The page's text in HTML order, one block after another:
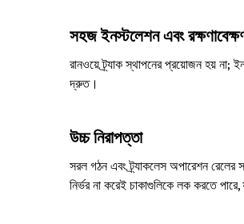
সহজ ইনস্টলেশন এবং
রানওয়ে ট্র্যাক স্থাপনের প্রয়োজন হয় না;
দ্রুত।
উচ্চ নিরাপত্তা
সরল গঠন এবং ট্র্যাকলেস অপারেশন রেলের
নির্ভর না করেই চাকাগুলিকে লক করতে